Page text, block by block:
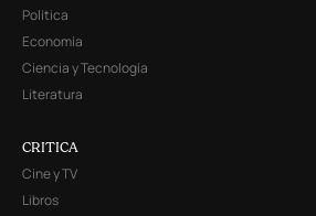
Política
Economía
Ciencia y Tecnología
Literatura
CRITICA
Cine y TV
Libros